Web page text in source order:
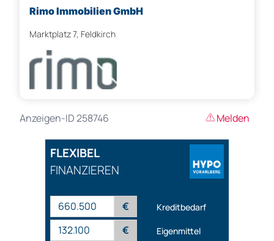
Rimo Immobilien GmbH
Marktplatz 7, Feldkirch
Anzeigen-ID 258746 Melden
FLEXIBEL
FINANZIEREN
€ Kreditbedarf
€
Eigenmittel